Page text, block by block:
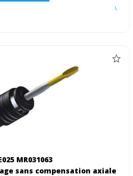
MR031063
sans compensation axiale